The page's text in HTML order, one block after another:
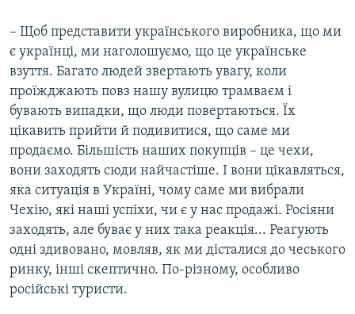
– Щоб представити українського виробника, що ми
є українці, ми наголошуємо, що це українське
взуття. Багато людей звертають увагу, коли
проїжджають повз нашу вулицю трамваєм і
бувають випадки, що люди повертаються. Їх
цікавить прийти й подивитися, що саме ми
продаємо. Більшість наших покупців – це чехи,
вони заходять сюди найчастіше. І вони цікавляться,
яка ситуація в Україні, чому саме ми вибрали
Чехію, які наші успіхи, чи є у нас продажі. Росіяни
заходять, але буває у них така реакція... Реагують
одні здивовано, мовляв, як ми дісталися до чеського
ринку, інші скептично. По-різному, особливо
російські туристи.